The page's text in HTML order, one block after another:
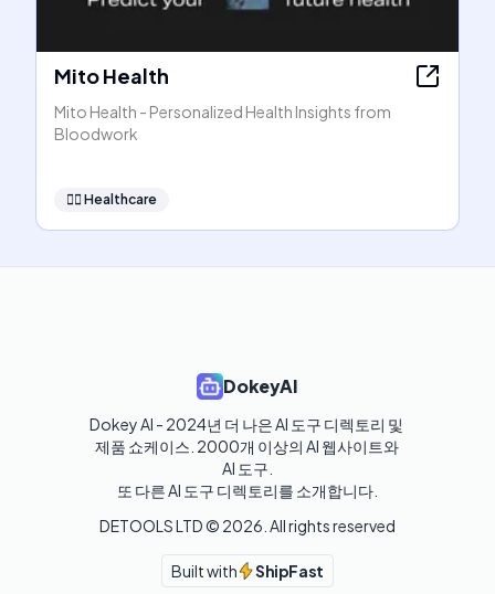
Mito Health
Mito Health - Personalized Health Insights from
Bloodwork
👩‍⚕️ Healthcare
DokeyAI
Dokey AI - 2024년 더 나은 AI 도구 디렉토리 및
제품 쇼케이스. 2000개 이상의 AI 웹사이트와
AI 도구.
또 다른 AI 도구 디렉토리를 소개합니다.
DETOOLS LTD © 2026 . All rights reserved
Built with ShipFast